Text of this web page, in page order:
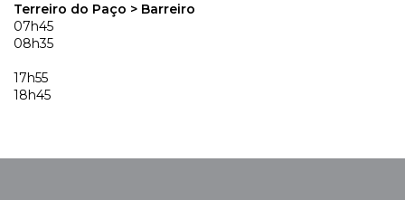
Terreiro do Paço > Barreiro
07h45
08h35
17h55
18h45